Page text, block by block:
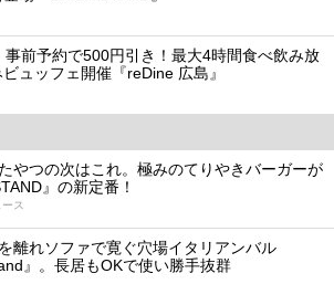
事前予約で500円引き！最大4時間食べ飲み放
ュッフェ開催『reDine 広島』
やつの次はこれ。極みのてりやきバーガーが
』の新定番！
ス
離れソファで寛ぐ穴場イタリアンバル
』。長居もOKで使い勝手抜群